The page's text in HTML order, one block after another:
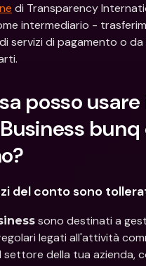
di Transparency
intermediario -
servizi di pagamento o da
posso
bunq
del conto sono
sono destinati a
legati all'attività
della tua azienda,